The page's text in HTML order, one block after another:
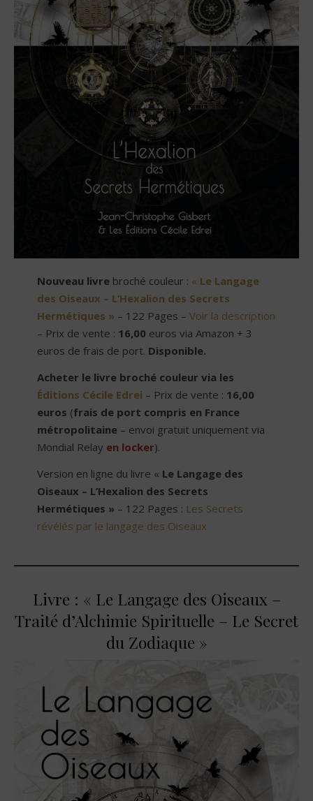
Nouveau livrebroché couleur : « Le Langage
des Oiseaux – L’Hexalion des Secrets
Hermétiques » – 122 Pages – Voir la description
– Prix de vente : 16,00 euros via Amazon + 3
euros de frais de port. Disponible.
Acheter le livre broché couleur via les
Éditions Cécile Edrei – Prix de vente : 16,00
euros (frais de port compris en France
métropolitaine– envoi gratuit uniquement via
Mondial Relay en locker).
Version en ligne du livre « Le Langage des
Oiseaux – L’Hexalion des Secrets
Hermétiques » – 122 Pages : Les Secrets
révélés par le langage des Oiseaux
Livre : « Le Langage des Oiseaux –
Traité d’Alchimie Spirituelle – Le Secret
du Zodiaque »